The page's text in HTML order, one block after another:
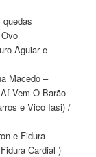
Aguiar e
Macedo –
Vem O Barão
e Vico Iasi) /
e Fidura
Cardial )